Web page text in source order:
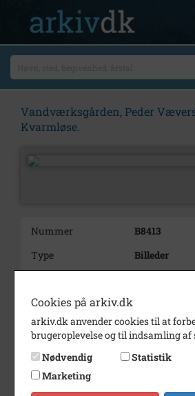
Vandværksgården, Peder
Kvarmløse.
Nummer
B8413
Type
Billeder
Årstal
2003
Dateringsnote
marts 2003
Fotograf
Cookies på arkiv.dk
arkiv.dk anvender cookies til at
brugeroplevelse og til indsamling
Nødvendig
Statistik
Marketing